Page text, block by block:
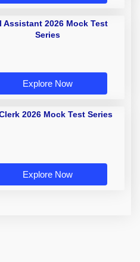
Assistant 2026 Mock Test
Series
Explore Now
2026 Mock Test Series
Explore Now